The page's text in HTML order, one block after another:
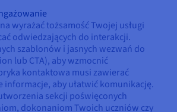
wyrażać tożsamość Twojej usługi
odwiedzających do interakcji.
szablonów i jasnych wezwań do
lub CTA), aby wzmocnić
kontaktowa musi zawierać
informacje, aby ułatwić komunikację.
sekcji poświęconych
dokonaniom Twoich uczniów czy